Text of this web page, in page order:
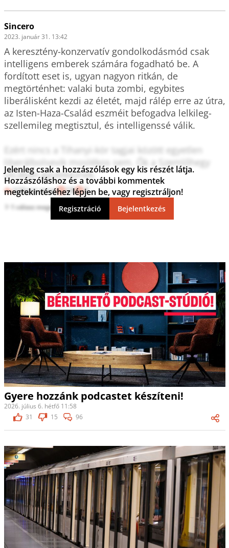
Sincero
2023. január 31. 13:42
A keresztény-konzervatív gondolkodásmód csak
intelligens emberek számára fogadható be. A
fordított eset is, ugyan nagyon ritkán, de
megtörténhet: valaki buta zombi, egybites
liberálisként kezdi az életét, majd rálép erre az útra,
az Isten-Haza-Család eszméit befogadva lelkileg-
szellemileg megtisztul, és intelligenssé válik.
Ezért nincs a Tihanyi-kör tagjai között egyetlen
liberálbolsevik moslékos sem. Ők a Szemlőhegy
utcában gyülekeznek.
Válasz erre 18 3
1 válasz megtekintése
Jelenleg csak a hozzászólások egy kis részét látja.
Hozzászóláshoz és a további kommentek
megtekintéséhez lépjen be, vagy regisztráljon!
Regisztráció Bejelentkezés
Gyere hozzánk podcastet készíteni!
2026. július 6. hétfő 11:58
31
15 96